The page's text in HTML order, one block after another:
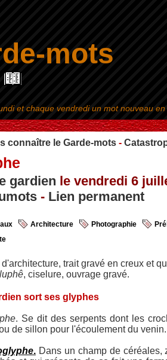
mots
Aller au contenu|
connaître le Garde-mots -
gardien le vendredi 6
- Lien permanent
Architecture Photographie
d'architecture, trait gravé en creux et
, ciselure, ouvrage gravé.
sort ses glyphes
. Se dit des serpents dont les
de sillon pour l'écoulement du venin.
.Dans un champ de céréales,
et chaque vendredi un mot nouveau